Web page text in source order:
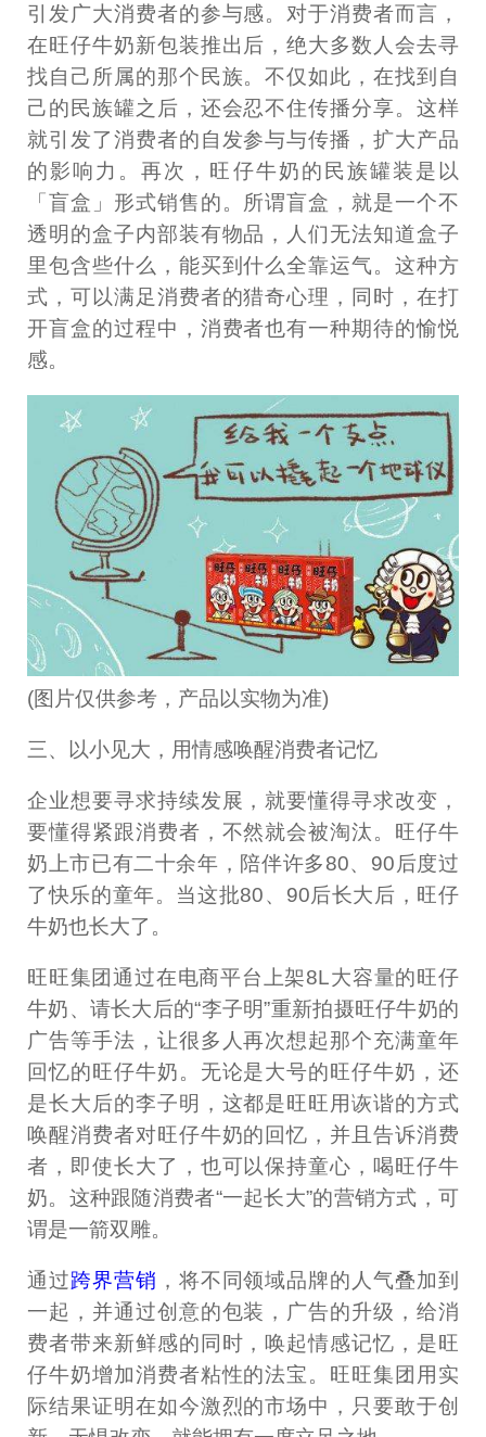
引发广大消费者的参与感。对于消费者而言，
在旺仔牛奶新包装推出后，绝大多数人会去寻
找自己所属的那个民族。不仅如此，在找到自
己的民族罐之后，还会忍不住传播分享。这样
就引发了消费者的自发参与与传播，扩大产品
的影响力。再次，旺仔牛奶的民族罐装是以
「盲盒」形式销售的。所谓盲盒，就是一个不
透明的盒子内部装有物品，人们无法知道盒子
里包含些什么，能买到什么全靠运气。这种方
式，可以满足消费者的猎奇心理，同时，在打
开盲盒的过程中，消费者也有一种期待的愉悦
感。
(图片仅供参考，产品以实物为准)
三、以小见大，用情感唤醒消费者记忆
企业想要寻求持续发展，就要懂得寻求改变，
要懂得紧跟消费者，不然就会被淘汰。旺仔牛
奶上市已有二十余年，陪伴许多80、90后度过
了快乐的童年。当这批80、90后长大后，旺仔
牛奶也长大了。
旺旺集团通过在电商平台上架8L大容量的旺仔
牛奶、请长大后的“李子明”重新拍摄旺仔牛奶的
广告等手法，让很多人再次想起那个充满童年
回忆的旺仔牛奶。无论是大号的旺仔牛奶，还
是长大后的李子明，这都是旺旺用诙谐的方式
唤醒消费者对旺仔牛奶的回忆，并且告诉消费
者，即使长大了，也可以保持童心，喝旺仔牛
奶。这种跟随消费者“一起长大”的营销方式，可
谓是一箭双雕。
通过跨界营销 ，将不同领域品牌的人气叠加到
一起，并通过创意的包装，广告的升级，给消
费者带来新鲜感的同时，唤起情感记忆，是旺
仔牛奶增加消费者粘性的法宝。旺旺集团用实
际结果证明在如今激烈的市场中，只要敢于创